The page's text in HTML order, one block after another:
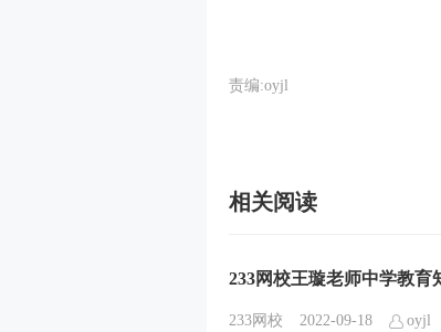
责编:oyjl
相关阅读
233网校王璇老师中学教
233网校 2022-09-18 oyjl